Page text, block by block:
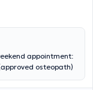
appointment:
osteopath)